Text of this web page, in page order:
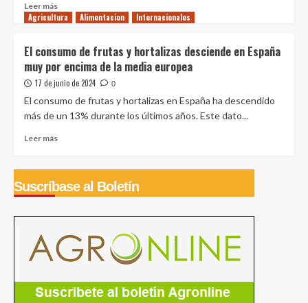
Conjunta
de
Agrícola
Perú
Leer más
más
artesanal
peruano
triunfa
Brasil
oro
y
plata
Agricultura Alimentacion Internacionales
El consumo de frutas y hortalizas desciende en España
muy por encima de la media europea
17 de junio de 2024 0
El consumo de frutas y hortalizas en España ha descendido
más de un 13% durante los últimos años. Este dato...
Leer más
consumo
frutas
hortalizas
desciende
España
muy
Suscríbase al Boletín